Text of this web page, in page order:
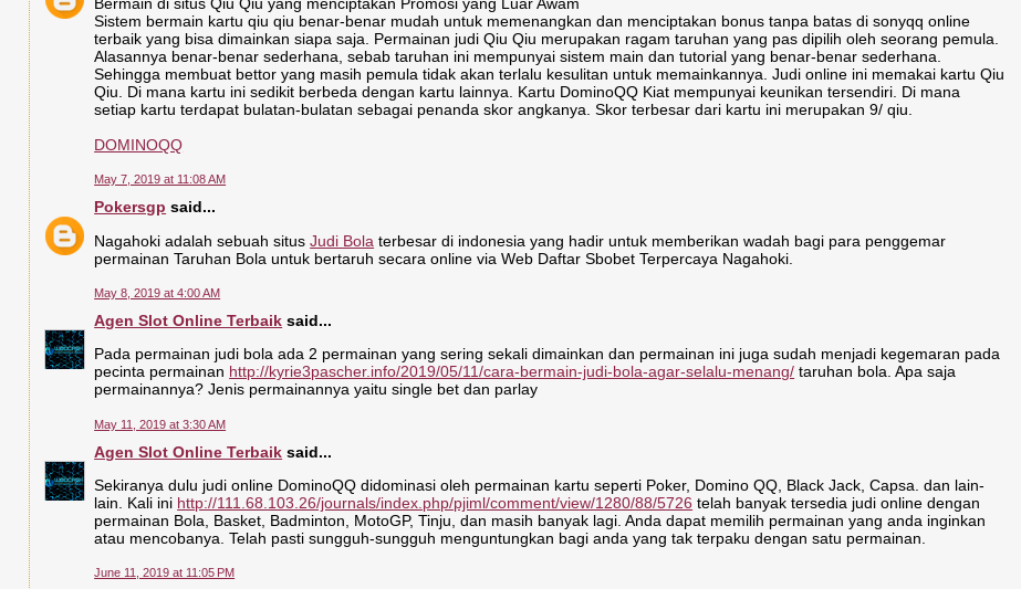
Sistem bermain kartu qiu qiu benar-benar mudah untuk memenangkan dan menciptakan bonus tanpa batas di sonyqq online
terbaik yang bisa dimainkan siapa saja. Permainan judi Qiu Qiu merupakan ragam taruhan yang pas dipilih oleh seorang pemula.
Alasannya benar-benar sederhana, sebab taruhan ini mempunyai sistem main dan tutorial yang benar-benar sederhana.
Sehingga membuat bettor yang masih pemula tidak akan terlalu kesulitan untuk memainkannya. Judi online ini memakai kartu Qiu
Qiu. Di mana kartu ini sedikit berbeda dengan kartu lainnya. Kartu DominoQQ Kiat mempunyai keunikan tersendiri. Di mana
setiap kartu terdapat bulatan-bulatan sebagai penanda skor angkanya. Skor terbesar dari kartu ini merupakan 9/ qiu.
DOMINOQQ
May 7, 2019 at 11:08 AM
Pokersgp said...
Nagahoki adalah sebuah situsJudi Bola terbesar di indonesia yang hadir untuk memberikan wadah bagi para penggemar
permainan Taruhan Bola untuk bertaruh secara online via Web Daftar Sbobet Terpercaya Nagahoki.
May 8, 2019 at 4:00 AM
Agen Slot Online Terbaik said...
Pada permainan judi bola ada 2 permainan yang sering sekali dimainkan dan permainan ini juga sudah menjadi kegemaran pada
pecinta permainan http://kyrie3pascher.info/2019/05/11/cara-bermain-judi-bola-agar-selalu-menang/ taruhan bola. Apa saja
permainannya? Jenis permainannya yaitu single bet dan parlay
May 11, 2019 at 3:30 AM
Agen Slot Online Terbaik said...
Sekiranya dulu judi online DominoQQ didominasi oleh permainan kartu seperti Poker, Domino QQ, Black Jack, Capsa. dan lain-
lain. Kali ini http://111.68.103.26/journals/index.php/pjiml/comment/view/1280/88/5726 telah banyak tersedia judi online dengan
permainan Bola, Basket, Badminton, MotoGP, Tinju, dan masih banyak lagi. Anda dapat memilih permainan yang anda inginkan
atau mencobanya. Telah pasti sungguh-sungguh menguntungkan bagi anda yang tak terpaku dengan satu permainan.
June 11, 2019 at 11:05 PM